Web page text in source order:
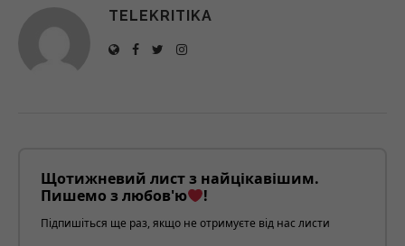
TELEKRITIKA
Щотижневий лист з найцікавішим.
Пишемо з любов'ю
!
Підпишіться ще раз, якщо не отримуєте від нас листи